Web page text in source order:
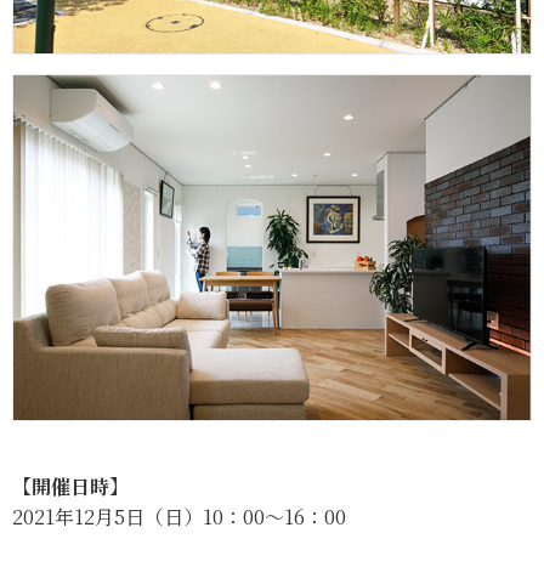
【開催日時】
2021年12月5日（日）10：00～16：00